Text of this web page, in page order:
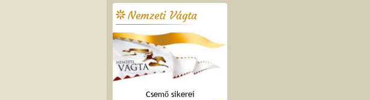
Nemzeti Vágta
Csemő sikerei